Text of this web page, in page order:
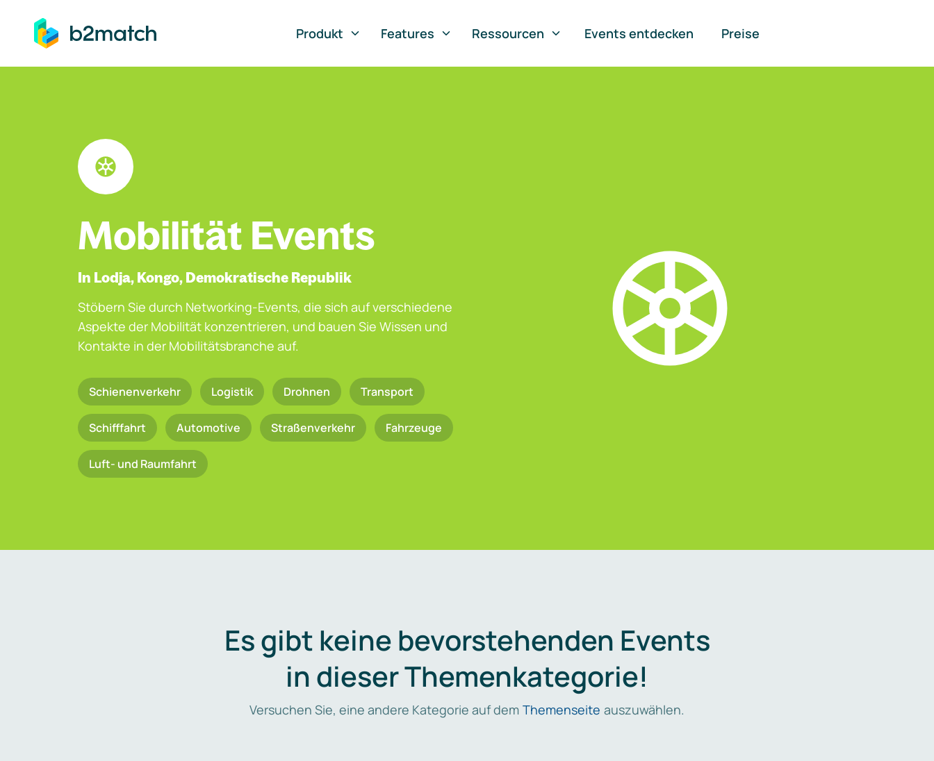
springen
Produkt
Features Ressourcen Events entdecken Preise
Mobilität Events
In Lodja, Kongo, Demokratische Republik
Stöbern Sie durch Networking-Events, die sich auf verschiedene
Aspekte der Mobilität konzentrieren, und bauen Sie Wissen und
Kontakte in der Mobilitätsbranche auf.
Schienenverkehr Logistik Drohnen Transport
Schifffahrt Automotive Straßenverkehr Fahrzeuge
Luft- und Raumfahrt
Es gibt keine bevorstehenden Events
in dieser Themenkategorie!
Versuchen Sie, eine andere Kategorie auf dem Themenseite auszuwählen.